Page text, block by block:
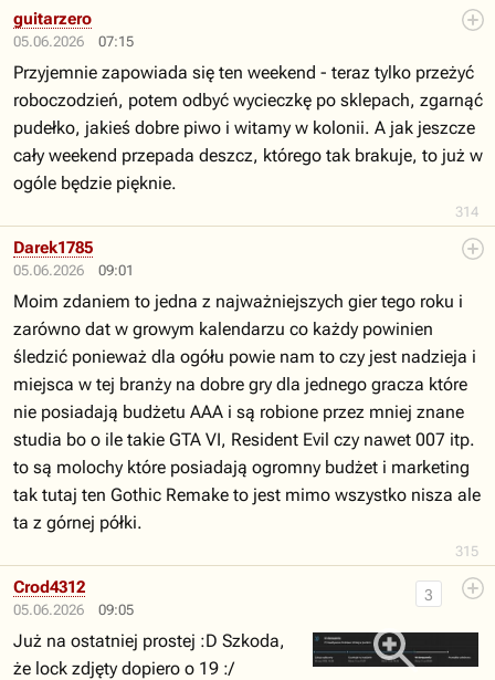
05.06.2026 07:15
314
guitarzero
Przyjemnie zapowiada się ten weekend - teraz tylko przeżyć
roboczodzień, potem odbyć wycieczkę po sklepach, zgarnąć
pudełko, jakieś dobre piwo i witamy w kolonii. A jak jeszcze
cały weekend przepada deszcz, którego tak brakuje, to już w
ogóle będzie pięknie.
05.06.2026 09:01
315
Darek1785
Moim zdaniem to jedna z najważniejszych gier tego roku i
zarówno dat w growym kalendarzu co każdy powinien
śledzić ponieważ dla ogółu powie nam to czy jest nadzieja i
miejsca w tej branży na dobre gry dla jednego gracza które
nie posiadają budżetu AAA i są robione przez mniej znane
studia bo o ile takie GTA VI, Resident Evil czy nawet 007 itp.
to są molochy które posiadają ogromny budżet i marketing
tak tutaj ten Gothic Remake to jest mimo wszystko nisza ale
ta z górnej półki.
05.06.2026 09:05
3
Crod4312
Już na ostatniej prostej :D Szkoda,
że lock zdjęty dopiero o 19 :/